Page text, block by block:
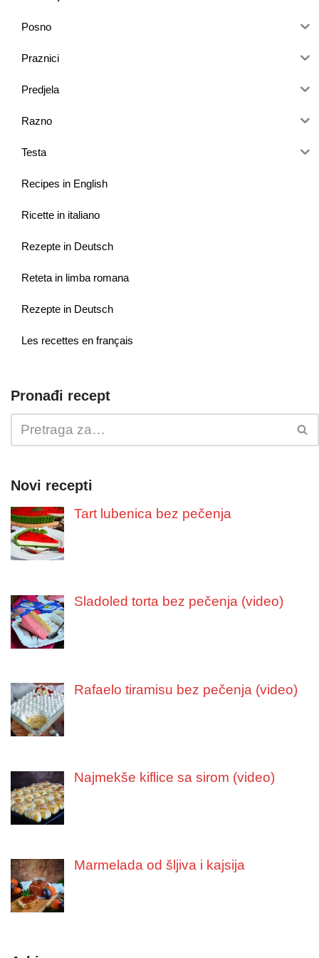
Posno
Praznici
Predjela
Razno
Testa
Recipes in English
Ricette in italiano
Rezepte in Deutsch
Reteta in limba romana
Rezepte in Deutsch
Les recettes en français
Pronađi recept
Novi recepti
Tart lubenica bez pečenja
Sladoled torta bez pečenja (video)
Rafaelo tiramisu bez pečenja (video)
Najmekše kiflice sa sirom (video)
Marmelada od šljiva i kajsija